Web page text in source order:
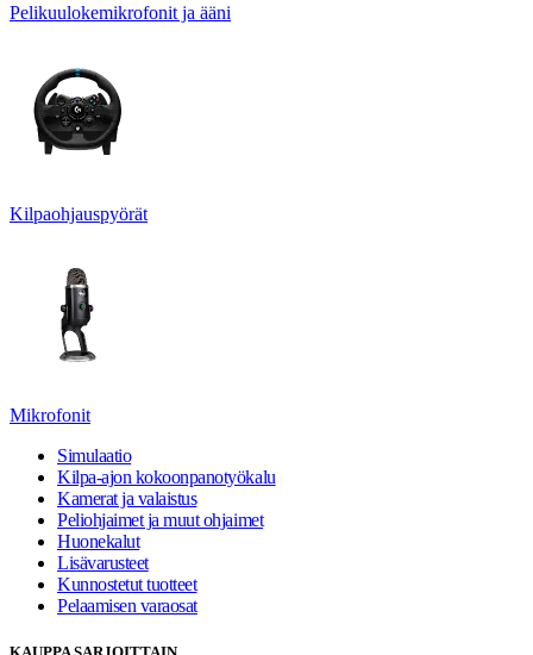
Pelikuulokemikrofonit ja ääni
Kilpaohjauspyörät
Mikrofonit
Simulaatio
Kilpa-ajon kokoonpanotyökalu
Kamerat ja valaistus
Peliohjaimet ja muut ohjaimet
Huonekalut
Lisävarusteet
Kunnostetut tuotteet
Pelaamisen varaosat